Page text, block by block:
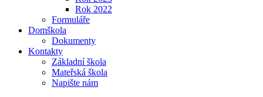
Rok 2022
Formuláře
Domškola
Dokumenty
Kontakty
Základní škola
Mateřská škola
Napište nám